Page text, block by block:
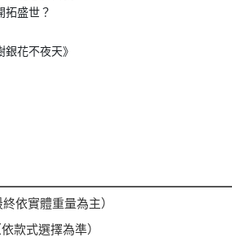
拓盛世？
花不夜天》
依實體重量為主）
款式選擇為準）